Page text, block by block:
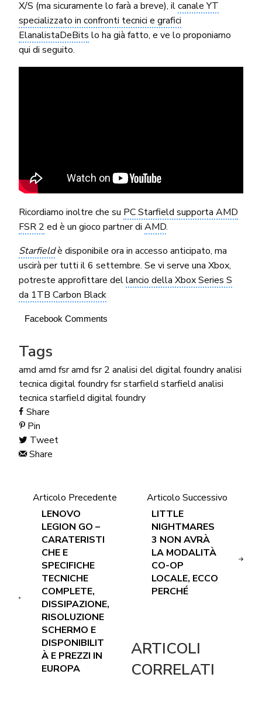
X/S (ma sicuramente lo farà a breve), ilcanale YT
specializzato in confronti tecnici e grafici
ElanalistaDeBits lo ha già fatto, e ve lo proponiamo
qui di seguito.
Ricordiamo inoltre che su PC Starfield supporta AMD
FSR 2 ed è un gioco partner diAMD.
Starfieldè disponibile ora in accesso anticipato, ma
uscirà per tutti il 6 settembre. Se vi serve una Xbox,
potreste approfittare dellancio della Xbox Series S
da 1TB Carbon Black
Facebook Comments
Tags
amd amd fsramd fsr 2 analisi del digital foundryanalisi
tecnica digital foundryfsrstarfield starfield analisi
tecnica starfield digital foundry
Share
Pin
Tweet
Share
Articolo Precedente
LENOVO
LEGION GO –
CARATERISTI
CHE E
SPECIFICHE
TECNICHE
COMPLETE,
DISSIPAZIONE,
RISOLUZIONE
SCHERMO E
DISPONIBILIT
À E PREZZI IN
EUROPA
Articolo Successivo
LITTLE
NIGHTMARES
3 NON AVRÀ
LA MODALITÀ
CO-OP
LOCALE, ECCO
PERCHÉ
ARTICOLI
CORRELATI